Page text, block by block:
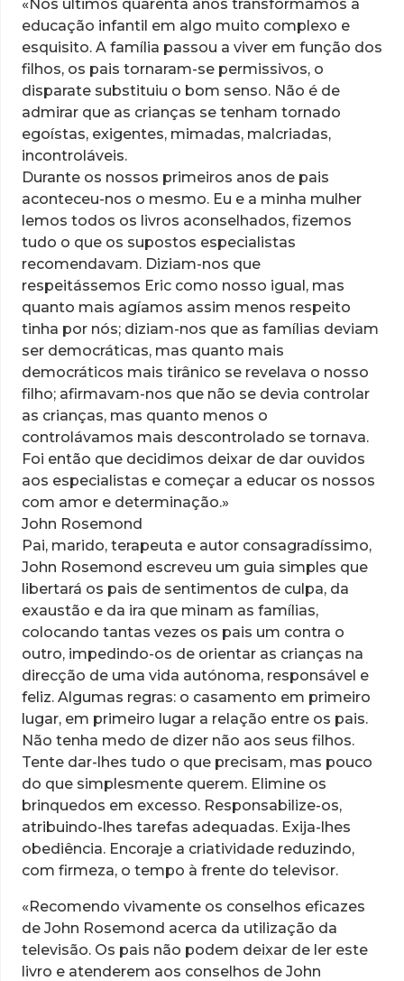
«Nos últimos quarenta anos transformámos a
educação infantil em algo muito complexo e
esquisito. A família passou a viver em função dos
filhos, os pais tornaram-se permissivos, o
disparate substituiu o bom senso. Não é de
admirar que as crianças se tenham tornado
egoístas, exigentes, mimadas, malcriadas,
incontroláveis.
Durante os nossos primeiros anos de pais
aconteceu-nos o mesmo. Eu e a minha mulher
lemos todos os livros aconselhados, fizemos
tudo o que os supostos especialistas
recomendavam. Diziam-nos que
respeitássemos Eric como nosso igual, mas
quanto mais agíamos assim menos respeito
tinha por nós; diziam-nos que as famílias deviam
ser democráticas, mas quanto mais
democráticos mais tirânico se revelava o nosso
filho; afirmavam-nos que não se devia controlar
as crianças, mas quanto menos o
controlávamos mais descontrolado se tornava.
Foi então que decidimos deixar de dar ouvidos
aos especialistas e começar a educar os nossos
com amor e determinação.»
John Rosemond
Pai, marido, terapeuta e autor consagradíssimo,
John Rosemond escreveu um guia simples que
libertará os pais de sentimentos de culpa, da
exaustão e da ira que minam as famílias,
colocando tantas vezes os pais um contra o
outro, impedindo-os de orientar as crianças na
direcção de uma vida autónoma, responsável e
feliz. Algumas regras: o casamento em primeiro
lugar, em primeiro lugar a relação entre os pais.
Não tenha medo de dizer não aos seus filhos.
Tente dar-lhes tudo o que precisam, mas pouco
do que simplesmente querem. Elimine os
brinquedos em excesso. Responsabilize-os,
atribuindo-lhes tarefas adequadas. Exija-lhes
obediência. Encoraje a criatividade reduzindo,
com firmeza, o tempo à frente do televisor.
«Recomendo vivamente os conselhos eficazes
de John Rosemond acerca da utilização da
televisão. Os pais não podem deixar de ler este
livro e atenderem aos conselhos de John